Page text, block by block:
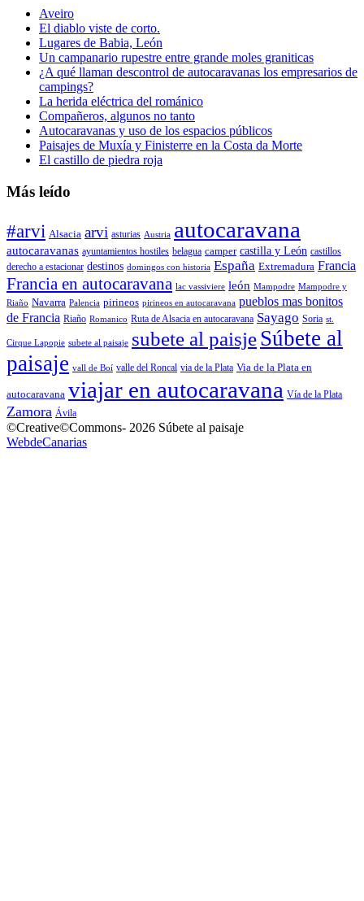
Aveiro
El diablo viste de corto.
Lugares de Babia, León
Un campanario rupestre entre grande moles graniticas
¿A qué llaman descontrol de autocaravanas los empresarios de
campings?
La herida eléctrica del románico
Compañeros, algunos no tanto
Autocaravanas y uso de los espacios públicos
Paisajes de Muxía y Finisterre en la Costa da Morte
El castillo de piedra roja
Más leído
#arvi Alsacia arvi asturias Austria autocaravana
autocaravanas ayuntamientos hostiles belagua camper castilla y León castillos
derecho a estacionar destinos domingos con historia España Extremadura Francia
Francia en autocaravana lac vassiviere león Mampodre Mampodre y
Riaño Navarra Palencia pirineos pirineos en autocaravana pueblos mas bonitos
de Francia Riaño Romanico Ruta de Alsacia en autocaravana Sayago Soria st.
Cirque Lapopie subete al paisaje subete al paisjeSúbete al
paisaje vall de Boí valle del Roncal via de la Plata Via de la Plata en
autocaravana viajar en autocaravana Vía de la Plata
Zamora Ávila
©Creative©Commons- 2026 Súbete al paisaje
WebdeCanarias